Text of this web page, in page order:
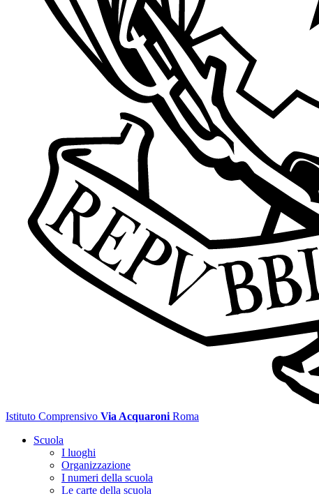
Istituto Comprensivo Via Acquaroni Roma
Scuola
I luoghi
Organizzazione
I numeri della scuola
Le carte della scuola